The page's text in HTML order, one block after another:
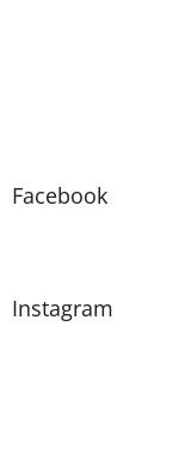
Facebook
Instagram